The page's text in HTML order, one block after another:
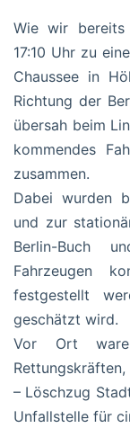
Wie wir bereits
17:10 Uhr zu
Chaussee in
Richtung der
übersah beim
kommendes
zusammen.
Dabei wurden
und zur
Berlin-Buch
Fahrzeugen
festgestellt
geschätzt wird.
Vor Ort
– Löschzug
Unfallstelle für